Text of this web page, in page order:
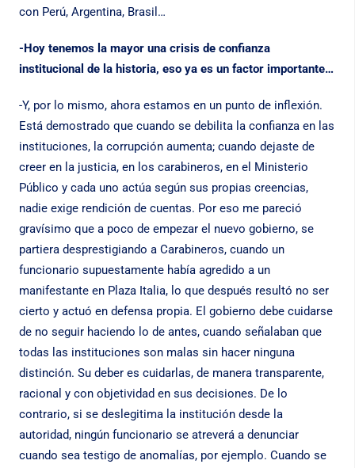
con Perú, Argentina, Brasil…
-Hoy tenemos la mayor una crisis de confianza
institucional de la historia, eso ya es un factor importante…
-Y, por lo mismo, ahora estamos en un punto de inflexión.
Está demostrado que cuando se debilita la confianza en las
instituciones, la corrupción aumenta; cuando dejaste de
creer en la justicia, en los carabineros, en el Ministerio
Público y cada uno actúa según sus propias creencias,
nadie exige rendición de cuentas. Por eso me pareció
gravísimo que a poco de empezar el nuevo gobierno, se
partiera desprestigiando a Carabineros, cuando un
funcionario supuestamente había agredido a un
manifestante en Plaza Italia, lo que después resultó no ser
cierto y actuó en defensa propia. El gobierno debe cuidarse
de no seguir haciendo lo de antes, cuando señalaban que
todas las instituciones son malas sin hacer ninguna
distinción. Su deber es cuidarlas, de manera transparente,
racional y con objetividad en sus decisiones. De lo
contrario, si se deslegitima la institución desde la
autoridad, ningún funcionario se atreverá a denunciar
cuando sea testigo de anomalías, por ejemplo. Cuando se